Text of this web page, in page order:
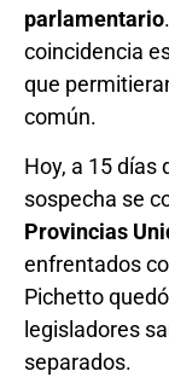
parlamentario
coincidencia
que
común.
Hoy, a 15 días
sospecha se
Provincias
enfrentados
Pichetto
legisladores
separados.